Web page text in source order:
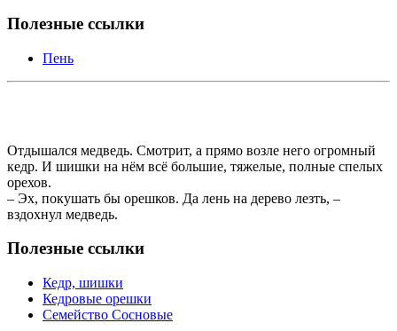
Полезные ссылки
Пень
Отдышался медведь. Смотрит, а прямо возле него огромный
кедр. И шишки на нём всё большие, тяжелые, полные спелых
орехов.
– Эх, покушать бы орешков. Да лень на дерево лезть, –
вздохнул медведь.
Полезные ссылки
Кедр, шишки
Кедровые орешки
Семейство Сосновые